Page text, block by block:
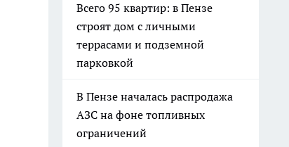
Всего 95 квартир: в Пензе
строят дом с личными
террасами и подземной
парковкой
В Пензе началась распродажа
АЗС на фоне топливных
ограничений